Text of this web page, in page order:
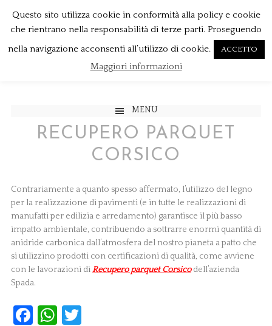
MENU
RECUPERO PARQUET
CORSICO
Contrariamente a quanto spesso affermato, l’utilizzo del legno
per la realizzazione di pavimenti (e in tutte le realizzazioni di
manufatti per edilizia e arredamento) garantisce il più basso
impatto ambientale, contribuendo a sottrarre enormi quantità di
anidride carbonica dall’atmosfera del nostro pianeta a patto che
si utilizzino prodotti con certificazioni di qualità, come avviene
con le lavorazioni diRecupero parquet Corsicodell’azienda
Spada.
Facebook
WhatsApp
Questo sito utilizza cookie in conformità alla policy e cookie
che rientrano nella responsabilità di terze parti. Proseguendo
nella navigazione acconsenti all’utilizzo di cookie.
ACCETTO
Maggiori informazioni